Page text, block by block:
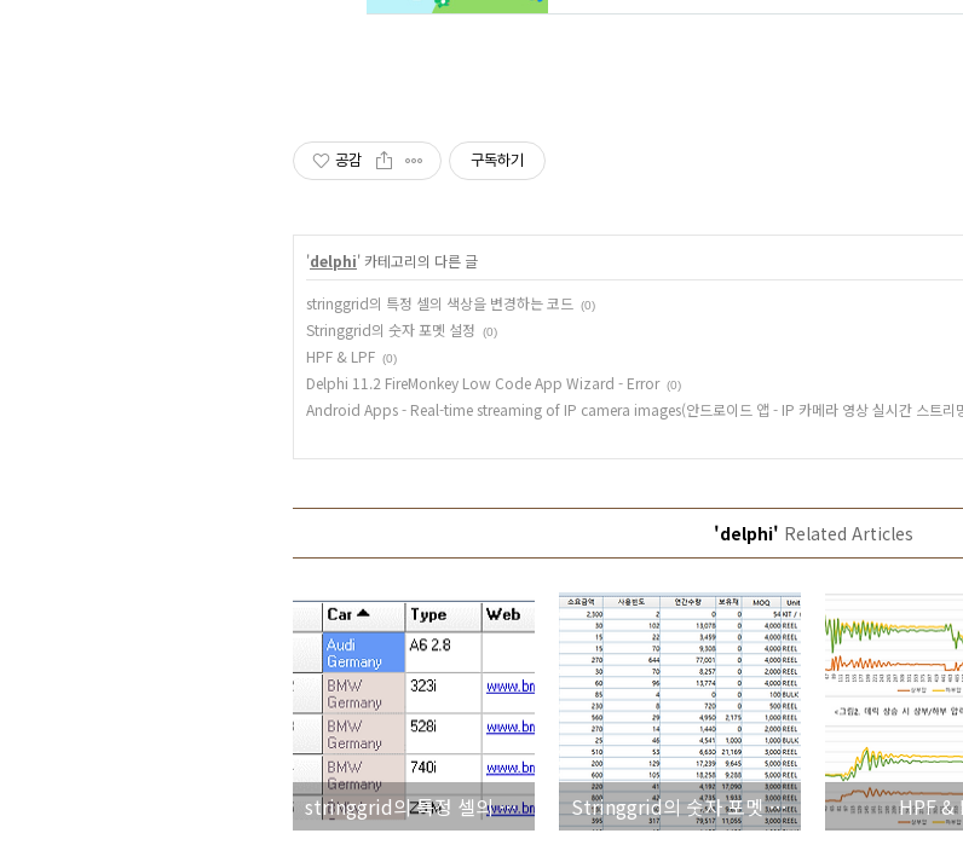
공감 구독하기
'delphi' 카테고리의 다른 글
stringgrid의 특정 셀의 색상을 변경하는 코드 (0)
Stringgrid의 숫자 포멧 설정 (0)
HPF & LPF (0)
Delphi 11.2 FireMonkey Low Code App Wizard - Error (0)
Android Apps - Real-time streaming of IP camera images(안드로이드 앱 - IP 카메라 영상 실시간 스트리
'delphi' Related Articles
stringgrid의 특정 셀의 색상을 변경하는 코드 Stringgrid의 숫자 포멧 설정 HPF &